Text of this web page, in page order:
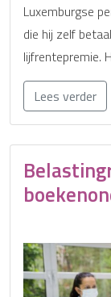
Luxemburgse
die hij zelf
lijfrentepremie.
Lees verder